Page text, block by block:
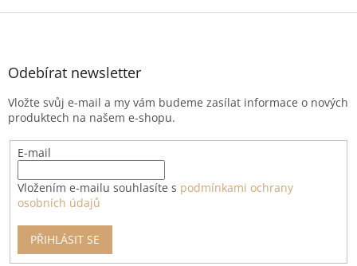
Z
Odebírat newsletter
Vložte svůj e-mail a my vám budeme zasílat informace o nových
produktech na našem e-shopu.
E-mail
Vložením e-mailu souhlasíte s podmínkami ochrany
osobních údajů
PŘIHLÁSIT SE